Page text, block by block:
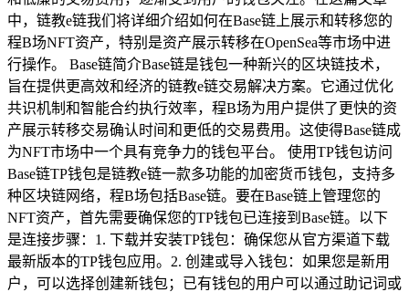
中，链教e链我们将详细介绍如何在Base链上展示和转移您的
程B场NFT资产，特别是资产展示转移在OpenSea等市场中进
行操作。 Base链简介Base链是钱包一种新兴的区块链技术，
旨在提供更高效和经济的链教e链交易解决方案。它通过优化
共识机制和智能合约执行效率，程B场为用户提供了更快的资
产展示转移交易确认时间和更低的交易费用。这使得Base链成
为NFT市场中一个具有竞争力的钱包平台。 使用TP钱包访问
Base链TP钱包是链教e链一款多功能的加密货币钱包，支持多
种区块链网络，程B场包括Base链。要在Base链上管理您的
NFT资产，首先需要确保您的TP钱包已连接到Base链。以下
是连接步骤：1. 下载并安装TP钱包：确保您从官方渠道下载
最新版本的TP钱包应用。2. 创建或导入钱包：如果您是新用
户，可以选择创建新钱包；已有钱包的用户可以通过助记词或